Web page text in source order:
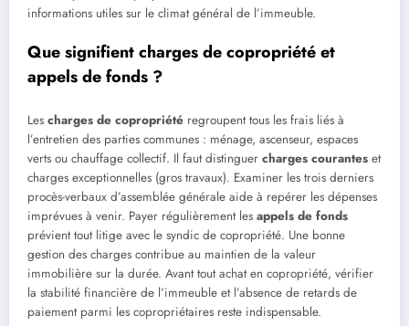
informations utiles sur le climat général de l’immeuble.
Que signifient charges de copropriété et
appels de fonds ?
Les charges de copropriété regroupent tous les frais liés à
l’entretien des parties communes : ménage, ascenseur, espaces
verts ou chauffage collectif. Il faut distinguer charges courantes et
charges exceptionnelles (gros travaux). Examiner les trois derniers
procès-verbaux d’assemblée générale aide à repérer les dépenses
imprévues à venir. Payer régulièrement les appels de fonds
prévient tout litige avec le syndic de copropriété. Une bonne
gestion des charges contribue au maintien de la valeur
immobilière sur la durée. Avant tout achat en copropriété, vérifier
la stabilité financière de l’immeuble et l’absence de retards de
paiement parmi les copropriétaires reste indispensable.